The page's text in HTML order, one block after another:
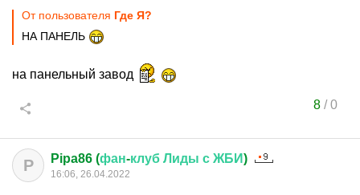
От пользователя Где Я?
НА ПАНЕЛЬ
на панельный завод
8/0
P Pipa86 (фан-клуб Лиды с ЖБИ)
16:06, 26.04.2022